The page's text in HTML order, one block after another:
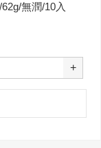
無潤/10入
+